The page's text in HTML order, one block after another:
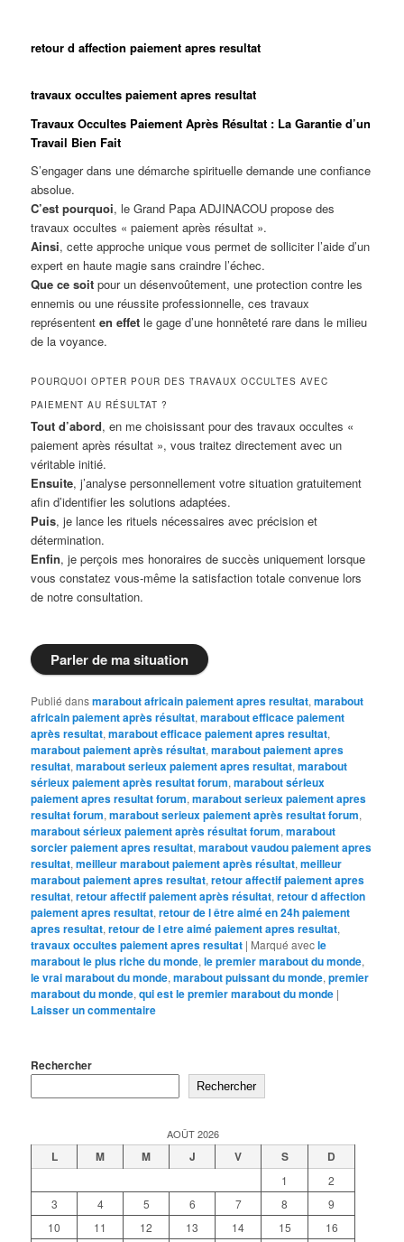
retour d affection paiement apres resultat
travaux occultes paiement apres resultat
Travaux Occultes Paiement Après Résultat : La Garantie d’un
Travail Bien Fait
S’engager dans une démarche spirituelle demande une confiance
absolue.
C’est pourquoi, le Grand Papa ADJINACOU propose des
travaux occultes « paiement après résultat ».
Ainsi, cette approche unique vous permet de solliciter l’aide d’un
expert en haute magie sans craindre l’échec.
Que ce soit pour un désenvoûtement, une protection contre les
ennemis ou une réussite professionnelle, ces travaux
représententen effet le gage d’une honnêteté rare dans le milieu
de la voyance.
POURQUOI OPTER POUR DES TRAVAUX OCCULTES AVEC
PAIEMENT AU RÉSULTAT ?
Tout d’abord, en me choisissant pour des travaux occultes «
paiement après résultat », vous traitez directement avec un
véritable initié.
Ensuite, j’analyse personnellement votre situation gratuitement
afin d’identifier les solutions adaptées.
Puis, je lance les rituels nécessaires avec précision et
détermination.
Enfin, je perçois mes honoraires de succès uniquement lorsque
vous constatez vous-même la satisfaction totale convenue lors
de notre consultation.
Parler de ma situation
Publié dansmarabout africain paiement apres resultat,marabout
africain paiement après résultat,marabout efficace paiement
après resultat,marabout efficace paiement apres resultat,
marabout paiement après résultat,marabout paiement apres
resultat,marabout serieux paiement apres resultat,marabout
sérieux paiement après resultat forum,marabout sérieux
paiement apres resultat forum,marabout serieux paiement apres
resultat forum,marabout serieux paiement après resultat forum,
marabout sérieux paiement après résultat forum,marabout
sorcier paiement apres resultat,marabout vaudou paiement apres
resultat,meilleur marabout paiement après résultat,meilleur
marabout paiement apres resultat,retour affectif paiement apres
resultat,retour affectif paiement après résultat,retour d affection
paiement apres resultat,retour de l être aimé en 24h paiement
apres resultat,retour de l etre aimé paiement apres resultat,
travaux occultes paiement apres resultat | Marqué avecle
marabout le plus riche du monde,le premier marabout du monde,
le vrai marabout du monde,marabout puissant du monde,premier
marabout du monde,qui est le premier marabout du monde |
Laisser un commentaire
Rechercher
Rechercher
AOÛT 2026
L M M J V S D
1
2
3
4 5 6 7 8
9
10
11 12 13 14 15
16